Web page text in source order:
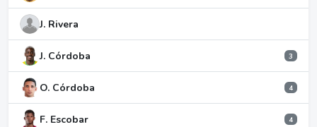
J. Rivera
J. Córdoba 3
O. Córdoba 4
F. Escobar 4